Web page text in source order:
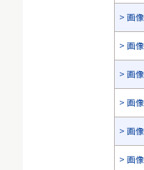
画像
画像
画像
画像
画像
画像